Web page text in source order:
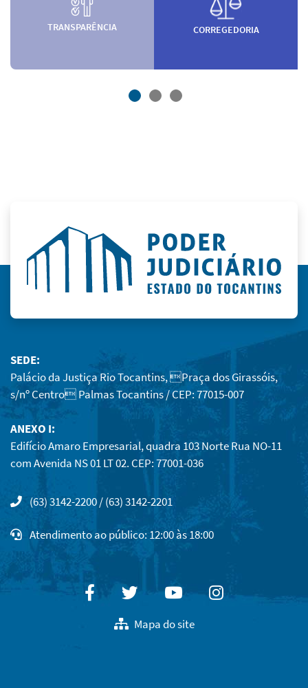
TRANSPARÊNCIA CORREGEDORIA
SEDE:
Palácio da Justiça Rio Tocantins, Praça dos Girassóis,
s/nº Centro Palmas Tocantins / CEP: 77015-007
ANEXO I:
Edifício Amaro Empresarial, quadra 103 Norte Rua NO-11
com Avenida NS 01 LT 02. CEP: 77001-036
(63) 3142-2200 / (63) 3142-2201
Atendimento ao público: 12:00 às 18:00
FacebookTwitterYoutubeInstagram
Mapa do site